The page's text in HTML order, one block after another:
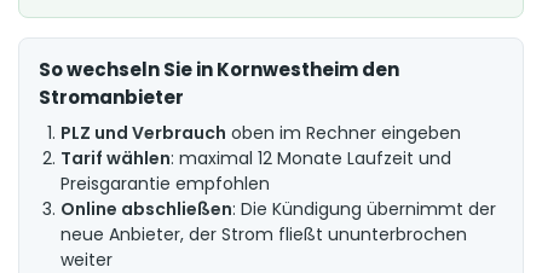
So wechseln Sie in Kornwestheim den
Stromanbieter
PLZ und Verbrauch oben im Rechner eingeben
Tarif wählen: maximal 12 Monate Laufzeit und
Preisgarantie empfohlen
Online abschließen: Die Kündigung übernimmt der
neue Anbieter, der Strom fließt ununterbrochen
weiter